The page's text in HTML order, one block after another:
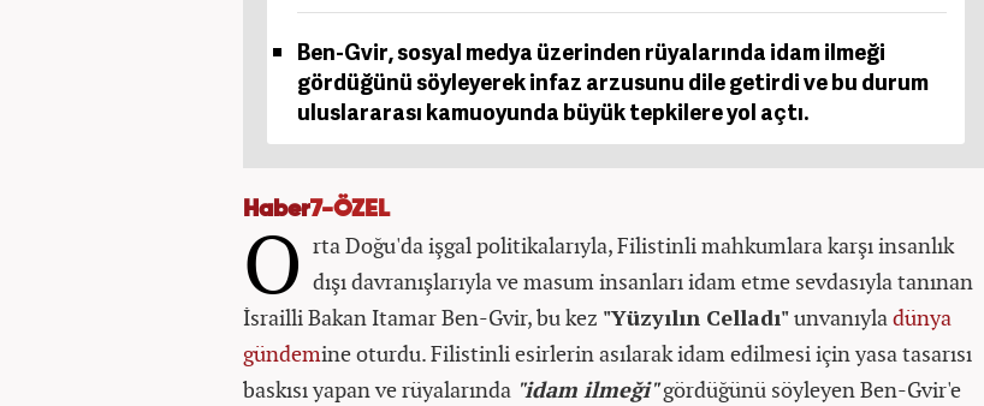
Ben-Gvir, sosyal medya üzerinden rüyalarında idam ilmeği
gördüğünü söyleyerek infaz arzusunu dile getirdi ve bu durum
uluslararası kamuoyunda büyük tepkilere yol açtı.
Haber7-ÖZEL
O rta Doğu'da işgal politikalarıyla, Filistinli mahkumlara karşı insanlık
dışı davranışlarıyla ve masum insanları idam etme sevdasıyla tanınan
İsrailli Bakan Itamar Ben-Gvir, bu kez "Yüzyılın Celladı"unvanıyladünya
gündemine oturdu. Filistinli esirlerin asılarak idam edilmesi için yasa tasarısı
baskısı yapan ve rüyalarında "idam ilmeği"gördüğünü söyleyen Ben-Gvir'e